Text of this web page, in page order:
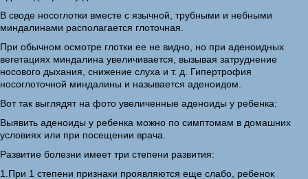
В своде носоглотки вместе с язычной, трубными и небными
миндалинами располагается глоточная.
При обычном осмотре глотки ее не видно, но при аденоидных
вегетациях миндалина увеличивается, вызывая затруднение
носового дыхания, снижение слуха и т. д. Гипертрофия
носоглоточной миндалины и называется аденоидом.
Вот так выглядят на фото увеличенные аденоиды у ребенка:
Выявить аденоиды у ребенка можно по симптомам в домашних
условиях или при посещении врача.
Развитие болезни имеет три степени развития:
1.При 1 степени признаки проявляются еще слабо, ребенок